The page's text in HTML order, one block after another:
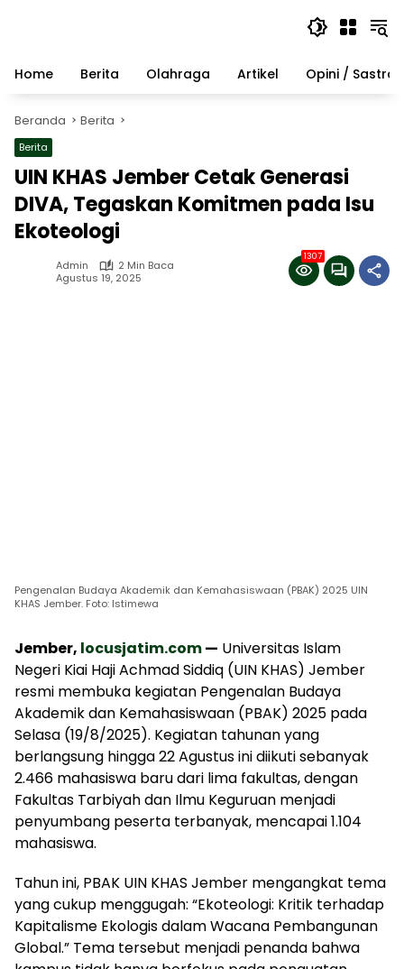
Home
Berita Olahraga Artikel Opini / Sastra
Beranda Berita
Berita
UIN KHAS Jember Cetak Generasi
DIVA, Tegaskan Komitmen pada Isu
Ekoteologi
Admin
2 Min Baca
Agustus 19, 2025
1307
Pengenalan Budaya Akademik dan Kemahasiswaan (PBAK) 2025 UIN
KHAS Jember. Foto: Istimewa
Jember, locusjatim.com— Universitas Islam
Negeri Kiai Haji Achmad Siddiq (UIN KHAS) Jember
resmi membuka kegiatan Pengenalan Budaya
Akademik dan Kemahasiswaan (PBAK) 2025 pada
Selasa (19/8/2025). Kegiatan tahunan yang
berlangsung hingga 22 Agustus ini diikuti sebanyak
2.466 mahasiswa baru dari lima fakultas, dengan
Fakultas Tarbiyah dan Ilmu Keguruan menjadi
penyumbang peserta terbanyak, mencapai 1.104
mahasiswa.
Tahun ini, PBAK UIN KHAS Jember mengangkat tema
yang cukup menggugah: “Ekoteologi: Kritik terhadap
Kapitalisme Ekologis dalam Wacana Pembangunan
Global.” Tema tersebut menjadi penanda bahwa